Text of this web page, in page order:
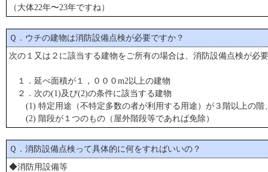
（大体22年〜23年ですね）
Ｑ．ウチの建物は消防設備点検が必要ですか？
次の１又は２に該当する建物をご所有の場合は、消防設備点検が必
１．延べ面積が１，０００m2以上の建物
２．次の(1)及び(2)の条件に該当する建物
(1) 特定用途（不特定多数の者が利用する用途）が３階以上の階
(2) 階段が１つのもの（屋外階段等であれば免除）
Ｑ．消防設備点検って具体的に何をすればいいの？
◆消防用設備等